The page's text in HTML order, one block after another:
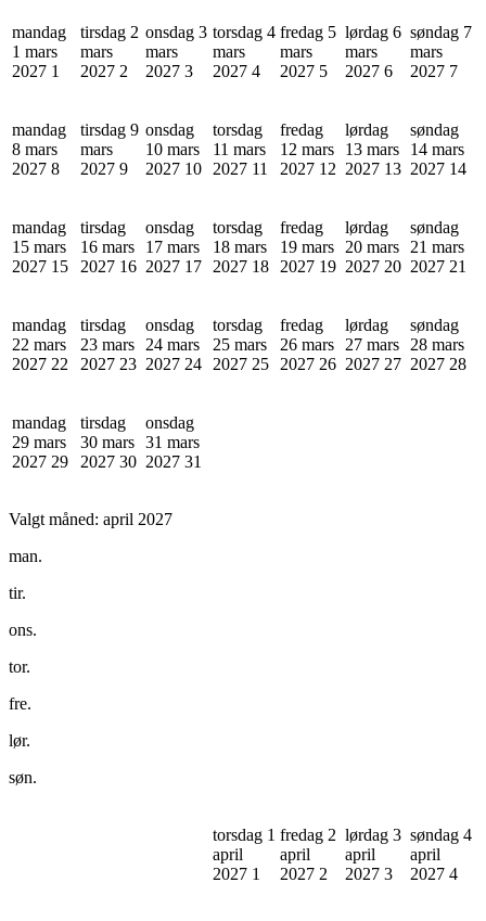
mandag
1 mars
2027 1
tirsdag 2
mars
2027 2
onsdag 3
mars
2027 3
torsdag 4
mars
2027 4
fredag 5
mars
2027 5
lørdag 6
mars
2027 6
søndag 7
mars
2027 7
mandag
8 mars
2027 8
tirsdag 9
mars
2027 9
onsdag
10 mars
2027 10
torsdag
11 mars
2027 11
fredag
12 mars
2027 12
lørdag
13 mars
2027 13
søndag
14 mars
2027 14
mandag
15 mars
2027 15
tirsdag
16 mars
2027 16
onsdag
17 mars
2027 17
torsdag
18 mars
2027 18
fredag
19 mars
2027 19
lørdag
20 mars
2027 20
søndag
21 mars
2027 21
mandag
22 mars
2027 22
tirsdag
23 mars
2027 23
onsdag
24 mars
2027 24
torsdag
25 mars
2027 25
fredag
26 mars
2027 26
lørdag
27 mars
2027 27
søndag
28 mars
2027 28
mandag
29 mars
2027 29
tirsdag
30 mars
2027 30
onsdag
31 mars
2027 31
Valgt måned: april 2027
man.
tir.
ons.
tor.
fre.
lør.
søn.
torsdag 1
april
2027 1
fredag 2
april
2027 2
lørdag 3
april
2027 3
søndag 4
april
2027 4